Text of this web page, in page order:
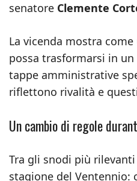
senatore Clemente
La vicenda mostra
possa trasformarsi in
tappe amministrative
riflettono rivalità e
Un cambio di regole
Tra gli snodi più rilevanti
stagione del Ventennio: